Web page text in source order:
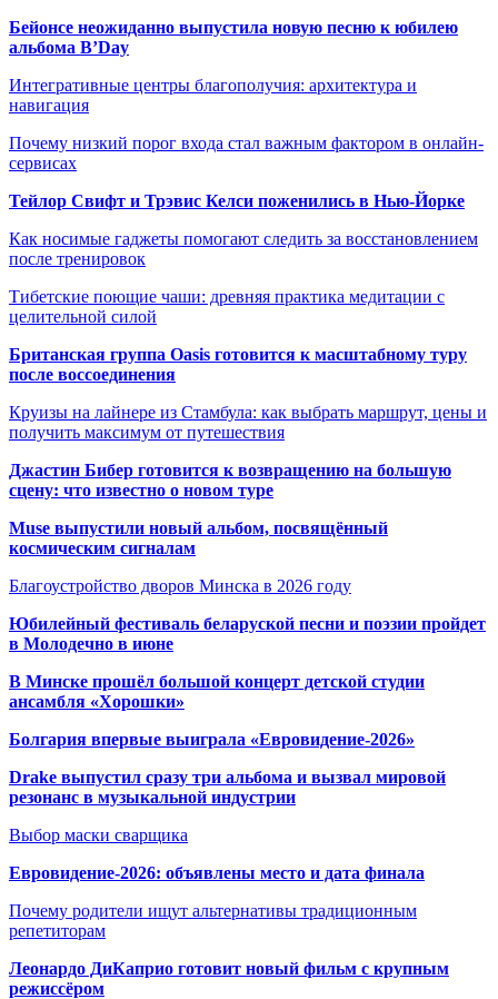
Бейонсе неожиданно выпустила новую песню к юбилею
альбома B’Day
Интегративные центры благополучия: архитектура и
навигация
Почему низкий порог входа стал важным фактором в онлайн-
сервисах
Тейлор Свифт и Трэвис Келси поженились в Нью-Йорке
Как носимые гаджеты помогают следить за восстановлением
после тренировок
Тибетские поющие чаши: древняя практика медитации с
целительной силой
Британская группа Oasis готовится к масштабному туру
после воссоединения
Круизы на лайнере из Стамбула: как выбрать маршрут, цены и
получить максимум от путешествия
Джастин Бибер готовится к возвращению на большую
сцену: что известно о новом туре
Muse выпустили новый альбом, посвящённый
космическим сигналам
Благоустройство дворов Минска в 2026 году
Юбилейный фестиваль беларуской песни и поэзии пройдет
в Молодечно в июне
В Минске прошёл большой концерт детской студии
ансамбля «Хорошки»
Болгария впервые выиграла «Евровидение-2026»
Drake выпустил сразу три альбома и вызвал мировой
резонанс в музыкальной индустрии
Выбор маски сварщика
Евровидение-2026: объявлены место и дата финала
Почему родители ищут альтернативы традиционным
репетиторам
Леонардо ДиКаприо готовит новый фильм с крупным
режиссёром